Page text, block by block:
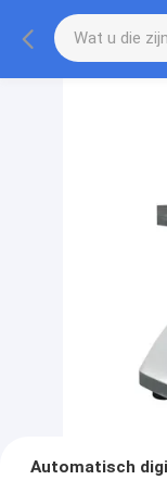
Automatisch